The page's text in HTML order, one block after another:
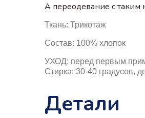
А переодевание с таким
Ткань: Трикотаж
Состав: 100% хлопок
УХОД: перед первым
Стирка: 30-40 градусов,
Детали